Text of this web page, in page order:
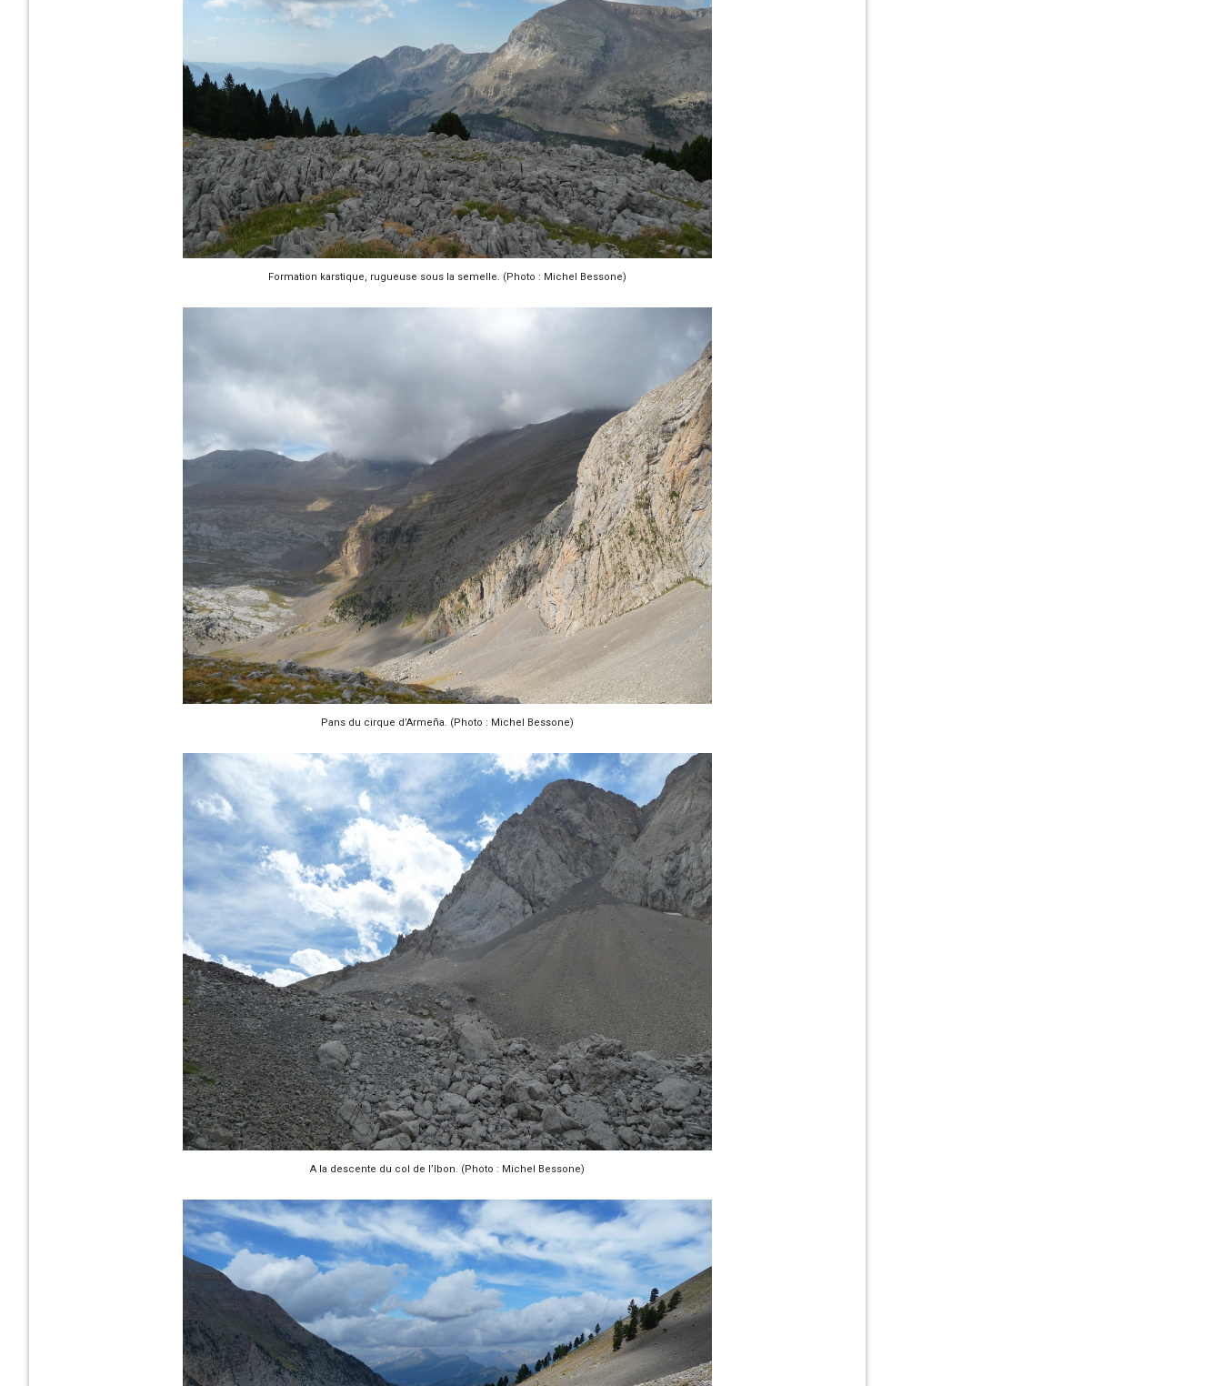
Formation karstique, rugueuse sous la semelle. (Photo : Michel Bessone)
Pans du cirque d’Armeña. (Photo : Michel Bessone)
A la descente du col de l’Ibon. (Photo : Michel Bessone)